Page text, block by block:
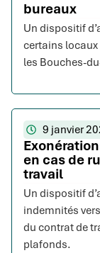
bureaux
Un dispositif
certains locaux
les Bouches-
9 janvier
en cas de
travail
Un dispositif
indemnités
du contrat de
plafonds.